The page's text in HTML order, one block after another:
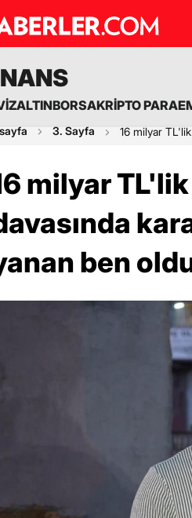
ALTINBORSAKRİPTO PARA
3. Sayfa 16 milyar
milyar
ben